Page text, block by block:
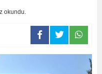
okundu.